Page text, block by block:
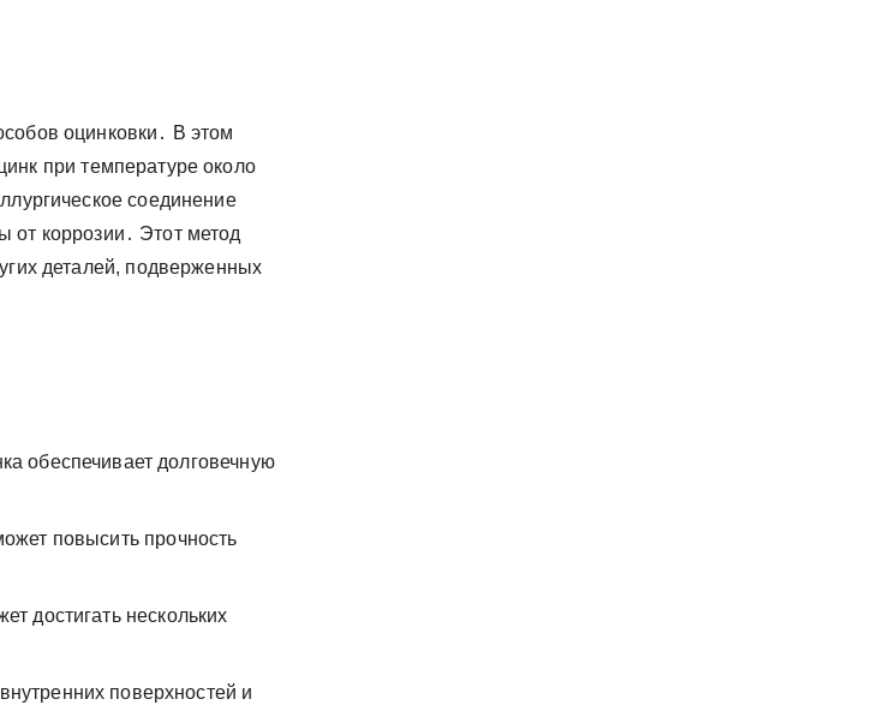
оцинковки․ В этом
при температуре около
соединение
коррозии․ Этот метод
деталей, подверженных
обеспечивает долговечную
повысить прочность
достигать нескольких
поверхностей и